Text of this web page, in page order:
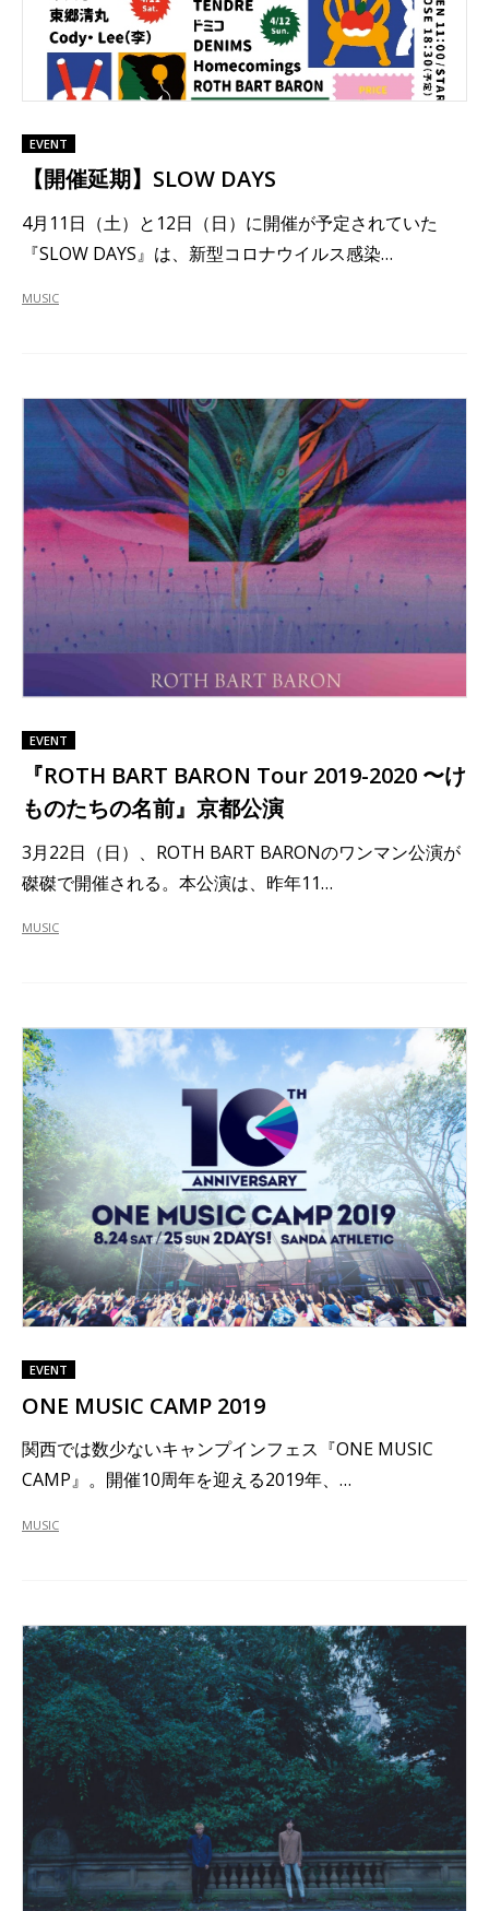
EVENT
【開催延期】SLOW DAYS
4月11日（土）と12日（日）に開催が予定されていた
『SLOW DAYS』は、新型コロナウイルス感染…
MUSIC
EVENT
『ROTH BART BARON Tour 2019-2020 〜け
ものたちの名前』京都公演
3月22日（日）、ROTH BART BARONのワンマン公演が
磔磔で開催される。本公演は、昨年11…
MUSIC
EVENT
ONE MUSIC CAMP 2019
関西では数少ないキャンプインフェス『ONE MUSIC
CAMP』。開催10周年を迎える2019年、…
MUSIC